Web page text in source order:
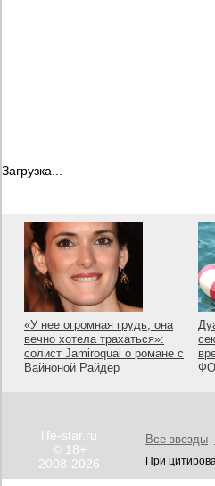
Загрузка...
«У нее огромная грудь, она
вечно хотела трахаться»:
солист Jamiroquai о романе с
Вайноной Райдер
life-star.ru
© 18+
2008-2026
Все звезды
При